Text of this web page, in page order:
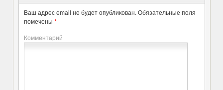
Ваш адрес email не будет опубликован. Обязательные поля
помечены *
Комментарий